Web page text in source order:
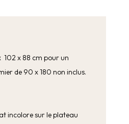
102 x 88 cm pour un
de 90 x 180 non inclus.
incolore sur le plateau